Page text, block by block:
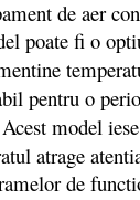
de aer
poate fi o
pentru o
model
atrage
de